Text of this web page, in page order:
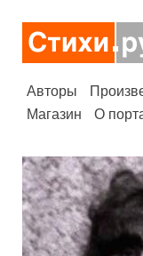
Авторы
Магазин
О